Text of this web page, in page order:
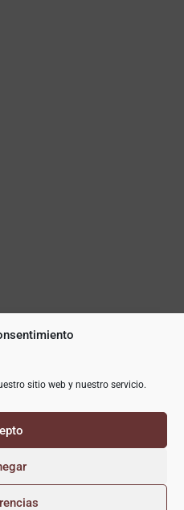
sitio web y nuestro servicio.
por MasterlyWeb
Términos y condiciones